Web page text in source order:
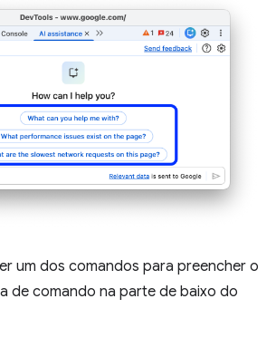
um dos comandos para preencher o
de comando na parte de baixo do